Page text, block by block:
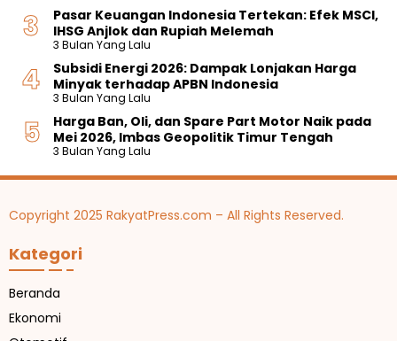
Pasar Keuangan Indonesia Tertekan: Efek MSCI,
IHSG Anjlok dan Rupiah Melemah
3 Bulan Yang Lalu
Subsidi Energi 2026: Dampak Lonjakan Harga
Minyak terhadap APBN Indonesia
3 Bulan Yang Lalu
Harga Ban, Oli, dan Spare Part Motor Naik pada
Mei 2026, Imbas Geopolitik Timur Tengah
3 Bulan Yang Lalu
Copyright 2025 RakyatPress.com – All Rights Reserved.
Kategori
Beranda
Ekonomi